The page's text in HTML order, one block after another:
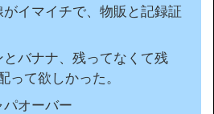
がイマイチで、物販と記録証
とバナナ、残ってなくて残
って欲しかった。
オーバー